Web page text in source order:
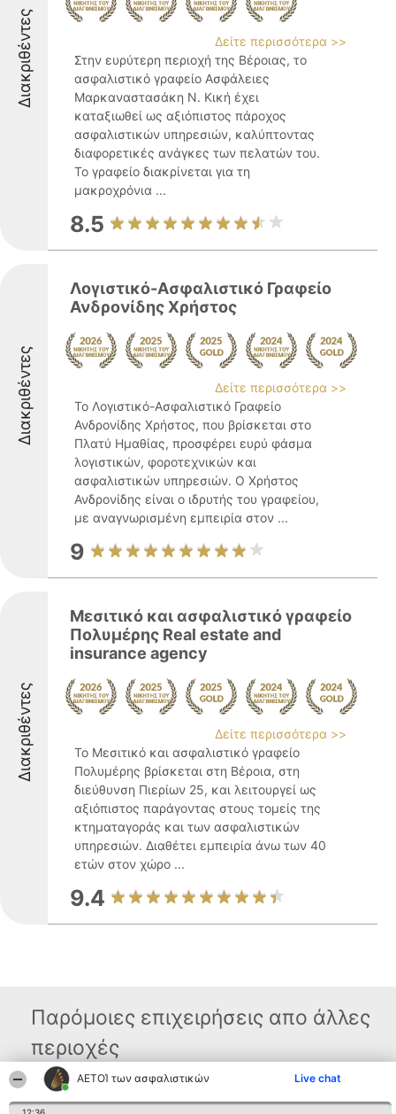
ΑΕΤΟΊ των ασφαλιστικών Live chat
Διακριθέντες
Δείτε περισσότερα >>
Στην ευρύτερη περιοχή της Βέροιας, το
ασφαλιστικό γραφείο Ασφάλειες
Μαρκαναστασάκη Ν. Κική έχει
καταξιωθεί ως αξιόπιστος πάροχος
ασφαλιστικών υπηρεσιών, καλύπτοντας
διαφορετικές ανάγκες των πελατών του.
Το γραφείο διακρίνεται για τη
μακροχρόνια ...
8.5
Διακριθέντες
Λογιστικό-Ασφαλιστικό Γραφείο
Ανδρονίδης Χρήστος
Δείτε περισσότερα >>
Το Λογιστικό-Ασφαλιστικό Γραφείο
Ανδρονίδης Χρήστος, που βρίσκεται στο
Πλατύ Ημαθίας, προσφέρει ευρύ φάσμα
λογιστικών, φοροτεχνικών και
ασφαλιστικών υπηρεσιών. Ο Χρήστος
Ανδρονίδης είναι ο ιδρυτής του γραφείου,
με αναγνωρισμένη εμπειρία στον ...
9
Διακριθέντες
Μεσιτικό και ασφαλιστικό γραφείο
Πολυμέρης Real estate and
insurance agency
Δείτε περισσότερα >>
Το Μεσιτικό και ασφαλιστικό γραφείο
Πολυμέρης βρίσκεται στη Βέροια, στη
διεύθυνση Πιερίων 25, και λειτουργεί ως
αξιόπιστος παράγοντας στους τομείς της
κτηματαγοράς και των ασφαλιστικών
υπηρεσιών. Διαθέτει εμπειρία άνω των 40
ετών στον χώρο ...
9.4
Παρόμοιες επιχειρήσεις απο άλλες
περιοχές
Διοργανωτής της
Κατάταξη Επικοινωνία